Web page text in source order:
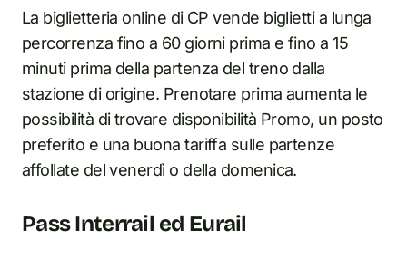
La biglietteria online di CP vende biglietti a lunga
percorrenza fino a 60 giorni prima e fino a 15
minuti prima della partenza del treno dalla
stazione di origine. Prenotare prima aumenta le
possibilità di trovare disponibilità Promo, un posto
preferito e una buona tariffa sulle partenze
affollate del venerdì o della domenica.
Pass Interrail ed Eurail